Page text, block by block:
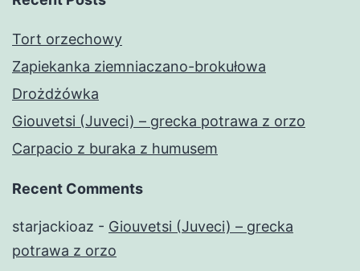
Tort orzechowy
Zapiekanka ziemniaczano-brokułowa
Drożdżówka
Giouvetsi (Juveci) – grecka potrawa z orzo
Carpacio z buraka z humusem
Recent Comments
starjackioaz - Giouvetsi (Juveci) – grecka
potrawa z orzo